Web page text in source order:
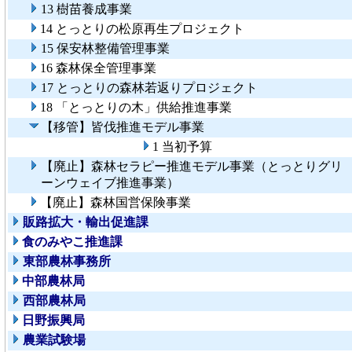
13 樹苗養成事業
14 とっとりの松原再生プロジェクト
15 保安林整備管理事業
16 森林保全管理事業
17 とっとりの森林若返りプロジェクト
18 「とっとりの木」供給推進事業
【移管】皆伐推進モデル事業
1 当初予算
【廃止】森林セラピー推進モデル事業（とっとりグリ
ーンウェイブ推進事業）
【廃止】森林国営保険事業
販路拡大・輸出促進課
食のみやこ推進課
東部農林事務所
中部農林局
西部農林局
日野振興局
農業試験場